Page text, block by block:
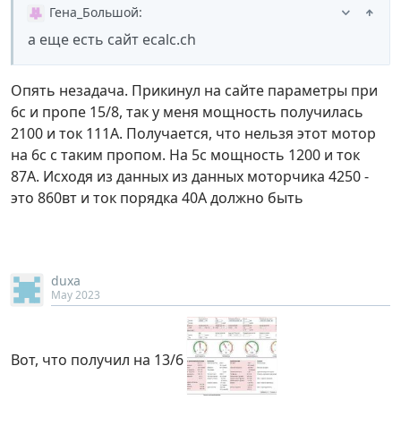
Гена_Большой:
а еще есть сайт ecalc.ch
Опять незадача. Прикинул на сайте параметры при
6с и пропе 15/8, так у меня мощность получилась
2100 и ток 111А. Получается, что нельзя этот мотор
на 6с с таким пропом. На 5с мощность 1200 и ток
87А. Исходя из данных из данных моторчика 4250 -
это 860вт и ток порядка 40А должно быть
duxa
May 2023
Вот, что получил на 13/6